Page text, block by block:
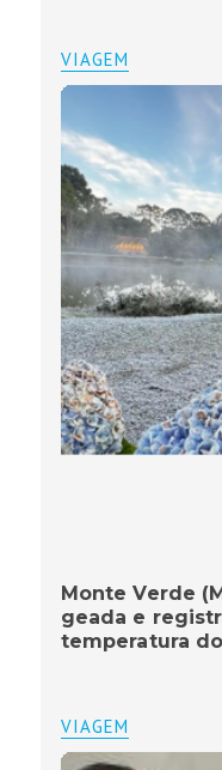
VIAGEM
Monte Verde
geada e
temperatura do
VIAGEM